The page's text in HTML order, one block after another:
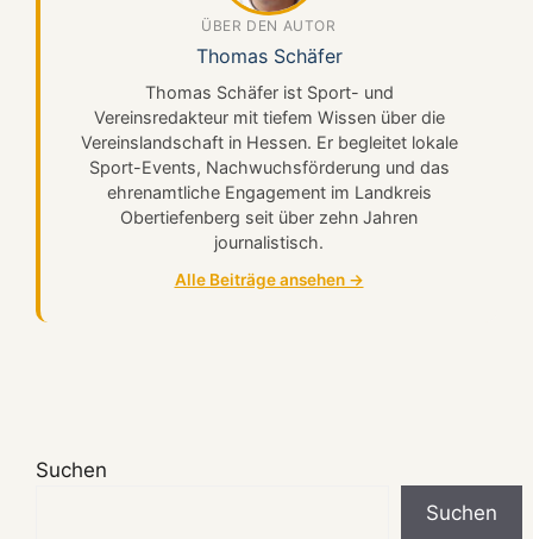
ÜBER DEN AUTOR
Thomas Schäfer
Thomas Schäfer ist Sport- und
Vereinsredakteur mit tiefem Wissen über die
Vereinslandschaft in Hessen. Er begleitet lokale
Sport-Events, Nachwuchsförderung und das
ehrenamtliche Engagement im Landkreis
Obertiefenberg seit über zehn Jahren
journalistisch.
Alle Beiträge ansehen →
Suchen
Suchen